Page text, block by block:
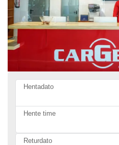
Hentadato
Hente time
Returdato